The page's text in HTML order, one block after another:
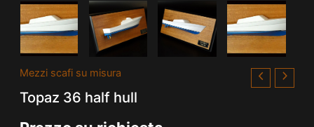
Mezzi scafi su misura
Topaz 36 half hull